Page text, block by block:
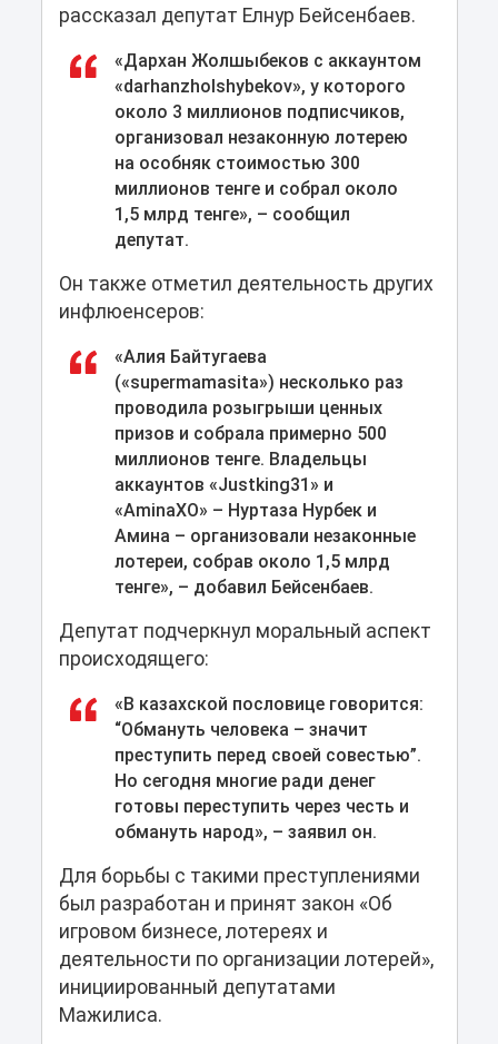
рассказал депутат Елнур Бейсенбаев.
«Дархан Жолшыбеков с аккаунтом
«darhanzholshybekov», у которого
около 3 миллионов подписчиков,
организовал незаконную лотерею
на особняк стоимостью 300
миллионов тенге и собрал около
1,5 млрд тенге», – сообщил
депутат.
Он также отметил деятельность других
инфлюенсеров:
«Алия Байтугаева
(«supermamasita») несколько раз
проводила розыгрыши ценных
призов и собрала примерно 500
миллионов тенге. Владельцы
аккаунтов «Justking31» и
«AminaXO» – Нуртаза Нурбек и
Амина – организовали незаконные
лотереи, собрав около 1,5 млрд
тенге», – добавил Бейсенбаев.
Депутат подчеркнул моральный аспект
происходящего:
«В казахской пословице говорится:
“Обмануть человека – значит
преступить перед своей совестью”.
Но сегодня многие ради денег
готовы переступить через честь и
обмануть народ», – заявил он.
Для борьбы с такими преступлениями
был разработан и принят закон «Об
игровом бизнесе, лотереях и
деятельности по организации лотерей»,
инициированный депутатами
Мажилиса.